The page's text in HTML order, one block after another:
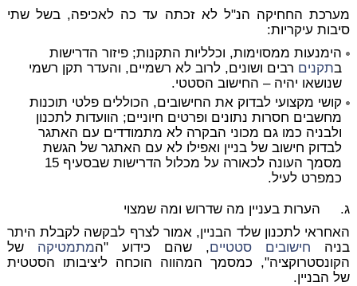
מערכת החחיקה הנ"ל לא זכתה עד כה לאכיפה, בשל שתי
סיבות עיקריות:
הימנעות ממסוימות, וכלליות התקנות; פיזור הדרישות
בתקנים רבים ושונים, לרוב לא רשמיים, והעדר תקן רשמי
שנושאו יהיה – החישוב הסטטי.
קושי מקצועי לבדוק את החישובים, הכוללים פלטי תוכנות
מחשבים חסרות נתונים ופרטים חיוניים; הוועדות לתכנון
ולבניה כמו גם מכוני הבקרה לא מתמודדים עם האתגר
לבדוק חישוב של בניין ואפילו לא עם האתגר של הגשת
מסמך העונה לכאורה על מכלול הדרישות שבסעיף 15
כמפרט לעיל.
ג. הערות בעניין מה שדרוש ומה שמצוי
האחראי לתכנון שלד הבניין, אמור לצרף לבקשה לקבלת היתר
בניה חישובים סטטיים, שהם כידוע "המתמטיקה של
הקונסטרוקציה", כמסמך המהווה הוכחה ליציבותו הסטטית
של הבניין.